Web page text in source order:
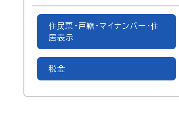
住民票・戸籍・マイナンバー・住
居表示
税金